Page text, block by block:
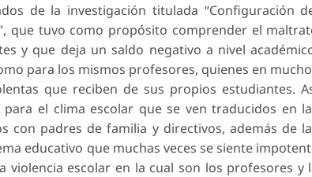
de la investigación titulada “Configuración
que tuvo como propósito comprender el
y que deja un saldo negativo a nivel
para los mismos profesores, quienes en
que reciben de sus propios estudiantes.
el clima escolar que se ven traducidos en
con padres de familia y directivos, además de
educativo que muchas veces se siente
escolar en la cual son los profesores y